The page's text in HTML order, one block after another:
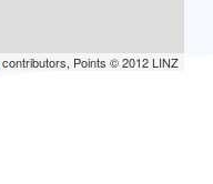
contributors, Points © 2012 LINZ